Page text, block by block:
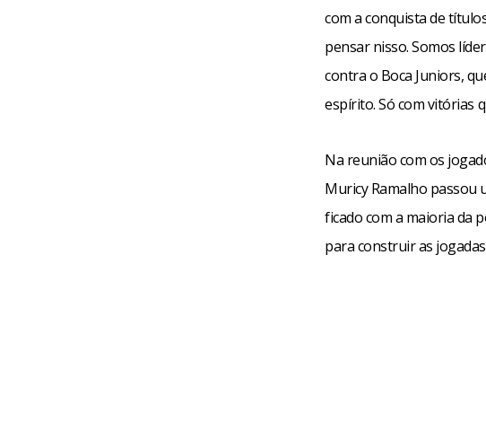
com a conquista de
pensar nisso. Somos
contra o Boca Juniors,
espírito. Só com vitórias
Na reunião com os
Muricy Ramalho passou
ficado com a maioria da
para construir as